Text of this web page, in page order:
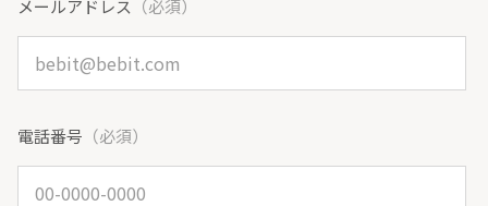
メールアドレス （必須）
電話番号 （必須）